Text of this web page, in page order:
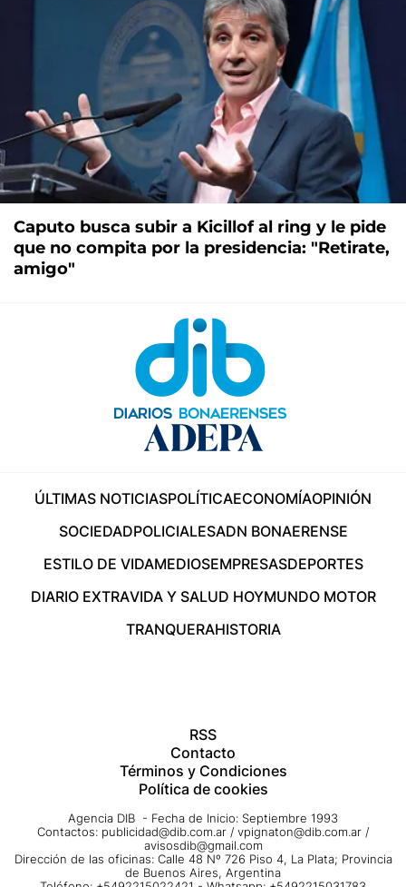
Caputo busca subir a Kicillof al ring y le pide
que no compita por la presidencia: "Retirate,
amigo"
ÚLTIMAS NOTICIASPOLÍTICAECONOMÍAOPINIÓN
SOCIEDADPOLICIALESADN BONAERENSE
ESTILO DE VIDAMEDIOSEMPRESASDEPORTES
DIARIO EXTRAVIDA Y SALUD HOYMUNDO MOTOR
TRANQUERAHISTORIA
RSS
Contacto
Términos y Condiciones
Política de cookies
Agencia DIB - Fecha de Inicio: Septiembre 1993
Contactos: publicidad@dib.com.ar / vpignaton@dib.com.ar /
avisosdib@gmail.com
Dirección de las oficinas: Calle 48 Nº 726 Piso 4, La Plata; Provincia
de Buenos Aires, Argentina